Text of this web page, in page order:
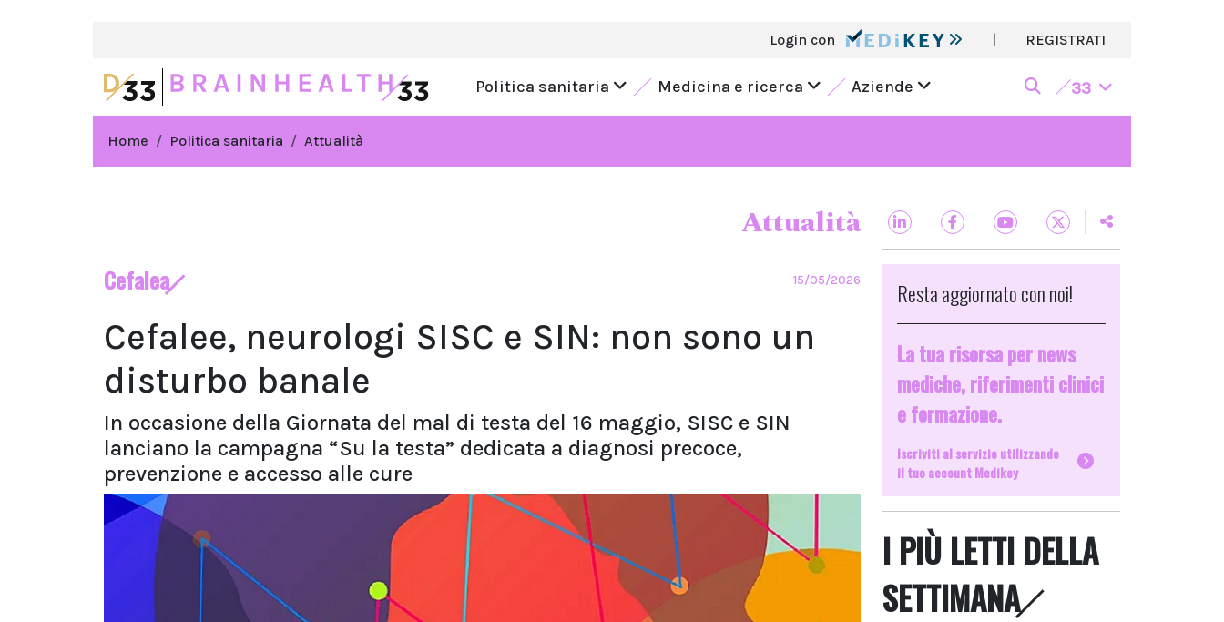
Login con | REGISTRATI
Politica sanitaria Medicina e ricerca Aziende 33
Home Politica sanitaria Attualità
Attualità
Cefalea 15/05/2026
Cefalee, neurologi SISC e SIN: non sono un
disturbo banale
In occasione della Giornata del mal di testa del 16 maggio, SISC e SIN
lanciano la campagna “Su la testa” dedicata a diagnosi precoce,
prevenzione e accesso alle cure
Resta aggiornato con noi!
La tua risorsa per news
mediche, riferimenti clinici
e formazione.
Iscriviti al servizio utilizzando
il tuo account Medikey
I PIÙ LETTI DELLA
SETTIMANA